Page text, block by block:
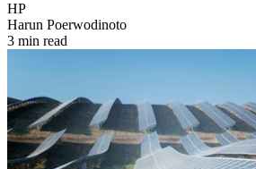
HP
Harun Poerwodinoto
3 min read